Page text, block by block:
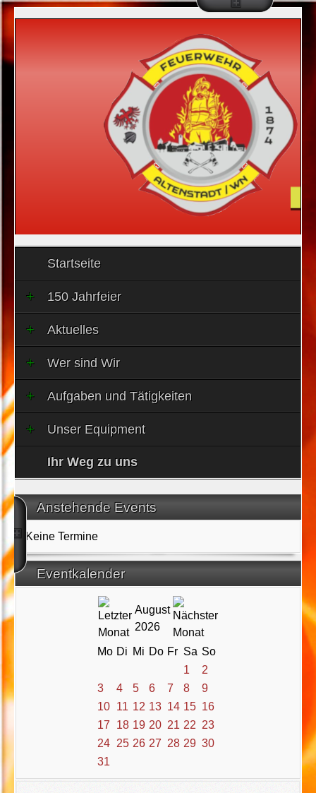
Startseite
150 Jahrfeier
Aktuelles
Wer sind Wir
Aufgaben und Tätigkeiten
Unser Equipment
Ihr Weg zu uns
Anstehende Events
Keine Termine
Eventkalender
August
2026
Mo Di Mi Do Fr Sa So
1
2
3
4 5 6 7 8
9
10 11 12 13 14 15 16
17
18 19 20 21 22 23
24 25 26 27 28 29 30
31